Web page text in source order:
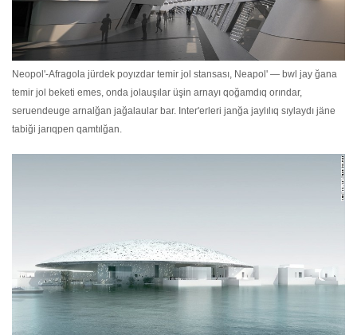
Neopol'-Afragola jürdek poyızdar temir jol stansası, Neapol' — bwl jay ğana
temir jol beketi emes, onda jolauşılar üşin arnayı qoğamdıq orındar,
seruendeuge arnalğan jağalaular bar. Inter'erleri janğa jaylılıq sıylaydı jäne
tabiği jarıqpen qamtılğan.